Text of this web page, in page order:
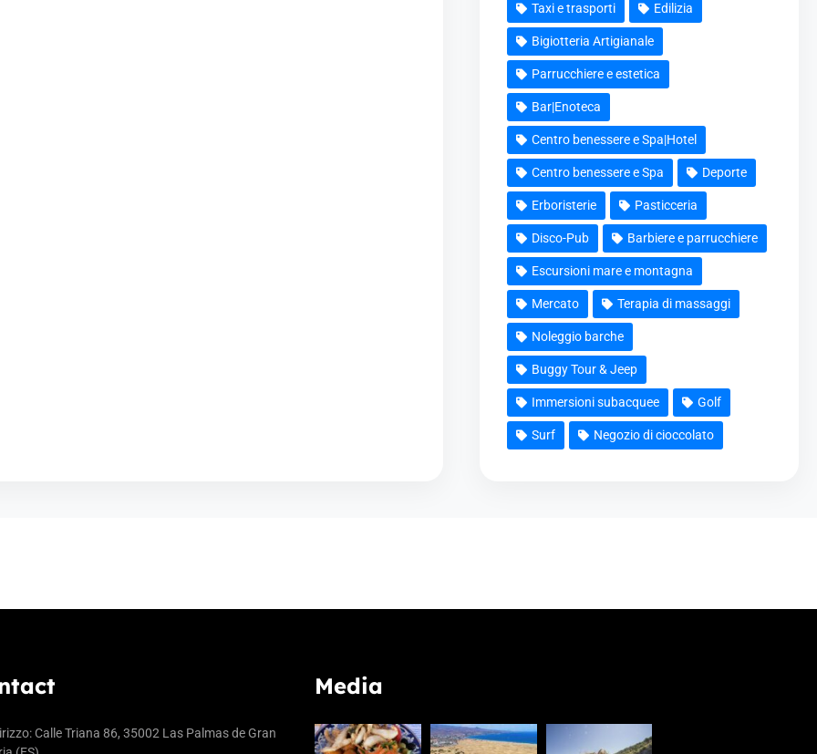
Taxi e trasporti Edilizia
Bigiotteria Artigianale
Parrucchiere e estetica
Bar|Enoteca
Centro benessere e Spa|Hotel
Centro benessere e Spa Deporte
Erboristerie Pasticceria
Disco-Pub Barbiere e parrucchiere
Escursioni mare e montagna
Mercato Terapia di massaggi
Noleggio barche
Buggy Tour & Jeep
Immersioni subacquee Golf
Surf Negozio di cioccolato
Calle Triana 86, 35002 Las Palmas de Gran
Media